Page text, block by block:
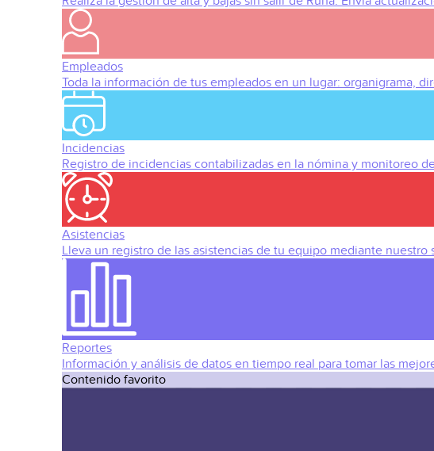
Empleados
Toda la información de tus empleados en un lugar: organigrama,
Incidencias
Registro de incidencias contabilizadas en la nómina y monitoreo
Asistencias
Lleva un registro de las asistencias de tu equipo mediante nuestro
Reportes
Información y análisis de datos en tiempo real para tomar las
Contenido favorito